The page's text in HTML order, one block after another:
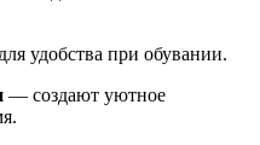
удобства при обувании.
— создают уютное